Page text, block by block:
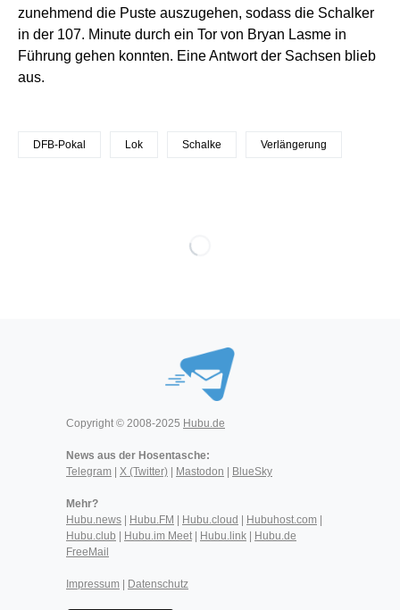
zunehmend die Puste auszugehen, sodass die Schalker
in der 107. Minute durch ein Tor von Bryan Lasme in
Führung gehen konnten. Eine Antwort der Sachsen blieb
aus.
DFB-Pokal Lok Schalke Verlängerung
Copyright © 2008-2025 Hubu.de
News aus der Hosentasche:
Telegram
X (Twitter) Mastodon BlueSky
Mehr?
Hubu.news
Hubu.FM Hubu.cloud Hubuhost.com
Hubu.club
Hubu.im Meet| Hubu.link
Hubu.de
FreeMail
Impressum Datenschutz